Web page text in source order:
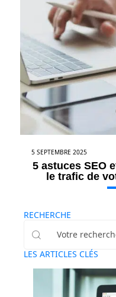
5 SEPTEMBRE 2025
5 astuces SEO
le trafic de
RECHERCHE
LES ARTICLES CLÉS